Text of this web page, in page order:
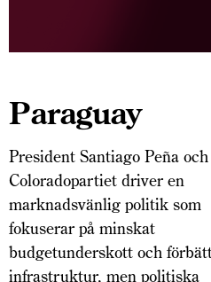
Paraguay
President Santiago Peña och
Coloradopartiet driver en
marknadsvänlig politik som
fokuserar på minskat
budgetunderskott och
infrastruktur, men politiska